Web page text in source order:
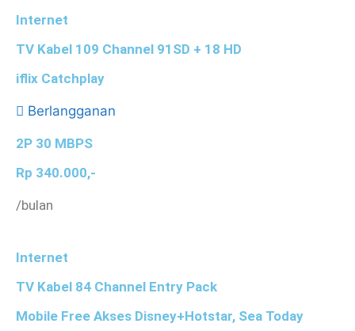
Internet
TV Kabel 109 Channel 91SD + 18 HD
iflix Catchplay
Berlangganan
2P 30 MBPS
Rp 340.000,-
/bulan
Internet
TV Kabel 84 Channel Entry Pack
Mobile Free Akses Disney+Hotstar, Sea Today